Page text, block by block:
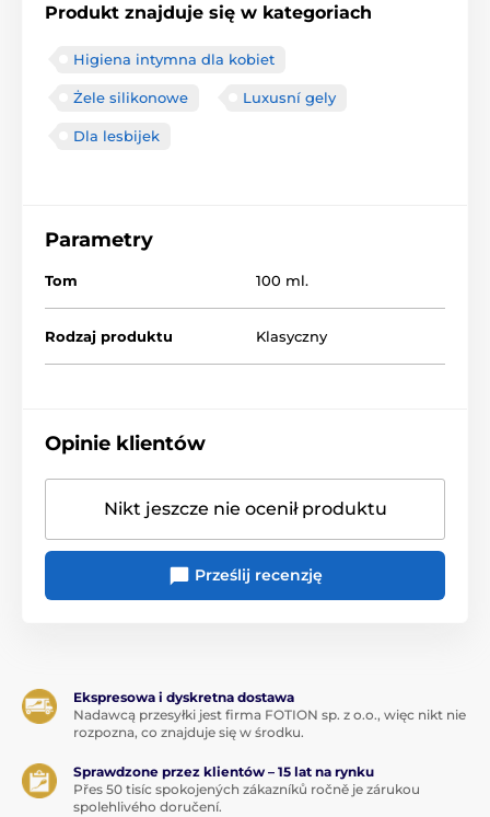
Produkt znajduje się w kategoriach
Higiena intymna dla kobiet
Żele silikonowe Luxusní gely
Dla lesbijek
Parametry
Tom 100 ml.
Rodzaj produktu Klasyczny
Opinie klientów
Nikt jeszcze nie ocenił produktu
Prześlij recenzję
Ekspresowa i dyskretna dostawa
Nadawcą przesyłki jest firma FOTION sp. z o.o., więc nikt nie
rozpozna, co znajduje się w środku.
Sprawdzone przez klientów – 15 lat na rynku
Přes 50 tisíc spokojených zákazníků ročně je zárukou
spolehlivého doručení.